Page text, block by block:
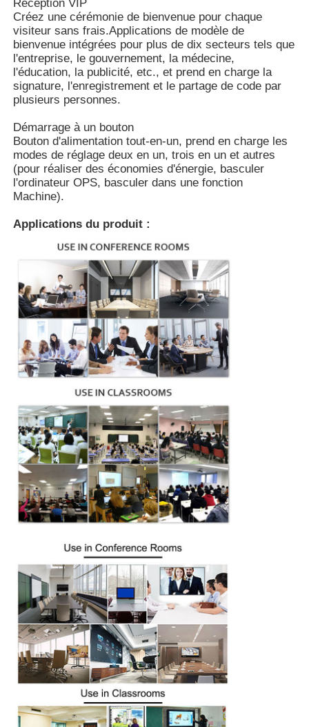
Tableau blanc interactif d'IR
Tableau noir intelligent
Écran plat interactif de conférence
Réception VIP
Créez une cérémonie de bienvenue pour chaque
visiteur sans frais.Applications de modèle de
bienvenue intégrées pour plus de dix secteurs tels que
l'entreprise, le gouvernement, la médecine,
l'éducation, la publicité, etc., et prend en charge la
signature, l'enregistrement et le partage de code par
plusieurs personnes.
Démarrage à un bouton
Bouton d'alimentation tout-en-un, prend en charge les
modes de réglage deux en un, trois en un et autres
(pour réaliser des économies d'énergie, basculer
l'ordinateur OPS, basculer dans une fonction
Machine).
Applications du produit :